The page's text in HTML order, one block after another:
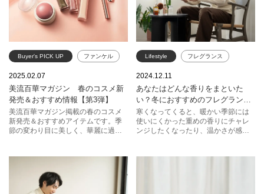
Buyer's PICK UP ファンケル
イヴ・サンローラン
ランコム
2025.02.07
美流百華マガジン 春のコスメ新
発売＆おすすめ情報【第3弾】
美流百華マガジン掲載の春のコスメ
新発売＆おすすめアイテムです。季
節の変わり目に美しく、華麗に過ご
Lifestyle フレグランス
グタール
ジョー マローン ロンドン
トム フォード ビューティ
イヴ・サンローラン ゲラン
2024.12.11
あなたはどんな香りをまといた
い？冬におすすめのフレグラン
ス！
寒くなってくると、暖かい季節には
使いにくかった重めの香りにチャレ
ンジしたくなったり、温かさが感じ
この冬おすすめのフレグランスと、